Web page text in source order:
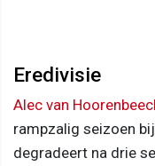
Eredivisie
Alec van
rampzalig seizoen
degradeert na drie